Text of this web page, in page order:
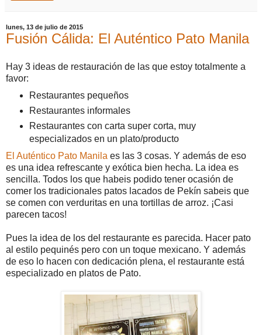
lunes, 13 de julio de 2015
Fusión Cálida: El Auténtico Pato Manila
Hay 3 ideas de restauración de las que estoy totalmente a
favor:
Restaurantes pequeños
Restaurantes informales
Restaurantes con carta super corta, muy
especializados en un plato/producto
El Auténtico Pato Manila es las 3 cosas. Y además de eso
es una idea refrescante y exótica bien hecha. La idea es
sencilla. Todos los que habeis podido tener ocasión de
comer los tradicionales patos lacados de Pekín sabeis que
se comen con verduritas en una tortillas de arroz. ¡Casi
parecen tacos!
Pues la idea de los del restaurante es parecida. Hacer pato
al estilo pequinés pero con un toque mexicano. Y además
de eso lo hacen con dedicación plena, el restaurante está
especializado en platos de Pato.